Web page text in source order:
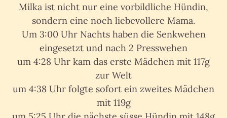
Milka ist nicht nur eine vorbildliche Hündin,
sondern eine noch liebevollere Mama.
Um 3:00 Uhr Nachts haben die Senkwehen
eingesetzt und nach 2 Presswehen
um 4:28 Uhr kam das erste Mädchen mit 117g
zur Welt
um 4:38 Uhr folgte sofort ein zweites Mädchen
mit 119g